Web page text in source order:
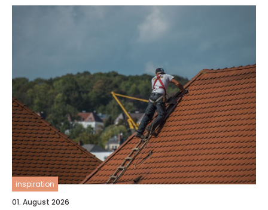
inspiration
01. August 2026